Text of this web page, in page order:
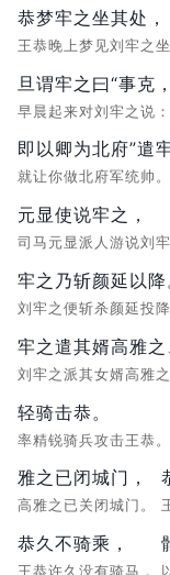
恭梦牢之坐其处，
王恭晚上梦见刘牢之
旦谓牢之曰“事克，
早晨起来对刘牢之说
即以卿为北府”遣
就让你做北府军统帅
元显使说牢之，
司马元显派人游说刘
牢之乃斩颜延以降
刘牢之便斩杀颜延投
牢之遣其婿高雅之
刘牢之派其女婿高雅
轻骑击恭。
率精锐骑兵攻击王恭。
雅之已闭城门，
高雅之已关闭城门。
恭久不骑乘，
王恭许久没有骑马，